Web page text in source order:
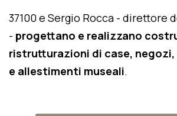
37100 e Sergio Rocca - direttore
- progettano e realizzano
ristrutturazioni di case,
e allestimenti museali.